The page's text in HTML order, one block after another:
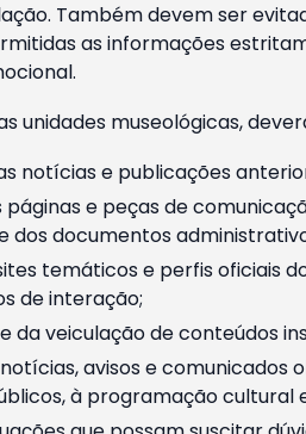
Também devem ser
as informações
unidades museológicas,
notícias e publicações
e peças de
dos documentos
temáticos e perfis oficiais
de interação;
da veiculação de conteúdos
avisos e
à programação cultural